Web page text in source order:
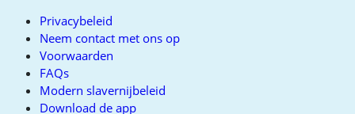
Privacybeleid
Neem contact met ons op
Voorwaarden
FAQs
Modern slavernijbeleid
Download de app